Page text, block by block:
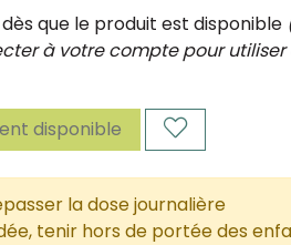
que le produit est disponible
à votre compte pour
disponible
la dose journalière
tenir hors de portée des